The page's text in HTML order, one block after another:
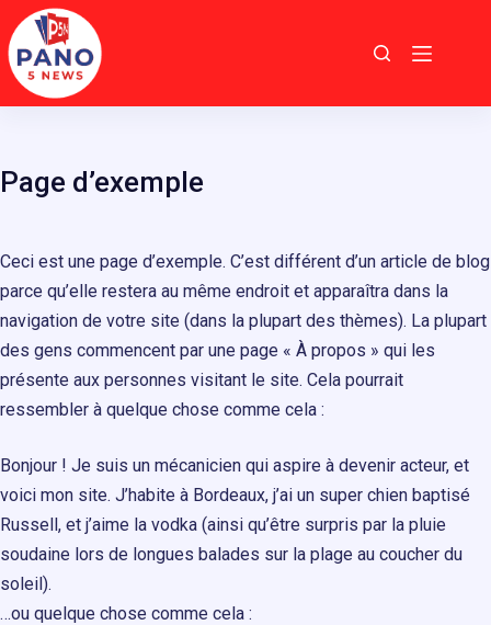
Passer
au
contenu
Page d’exemple
Ceci est une page d’exemple. C’est différent d’un article de blog
parce qu’elle restera au même endroit et apparaîtra dans la
navigation de votre site (dans la plupart des thèmes). La plupart
des gens commencent par une page « À propos » qui les
présente aux personnes visitant le site. Cela pourrait
ressembler à quelque chose comme cela :
Bonjour ! Je suis un mécanicien qui aspire à devenir acteur, et
voici mon site. J’habite à Bordeaux, j’ai un super chien baptisé
Russell, et j’aime la vodka (ainsi qu’être surpris par la pluie
soudaine lors de longues balades sur la plage au coucher du
soleil).
…ou quelque chose comme cela :